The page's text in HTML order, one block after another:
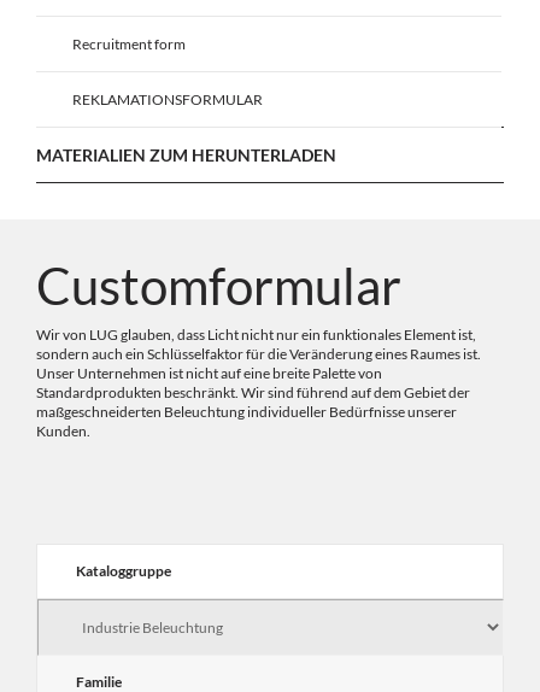
Recruitment form
REKLAMATIONSFORMULAR
MATERIALIEN ZUM HERUNTERLADEN
Customformular
Wir von LUG glauben, dass Licht nicht nur ein funktionales Element ist,
sondern auch ein Schlüsselfaktor für die Veränderung eines Raumes ist.
Unser Unternehmen ist nicht auf eine breite Palette von
Standardprodukten beschränkt. Wir sind führend auf dem Gebiet der
maßgeschneiderten Beleuchtung individueller Bedürfnisse unserer
Kunden.
Kataloggruppe
Familie